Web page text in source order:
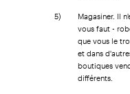
5)
Magasiner. Il
vous faut -
que vous le
et dans
boutiques
différents.